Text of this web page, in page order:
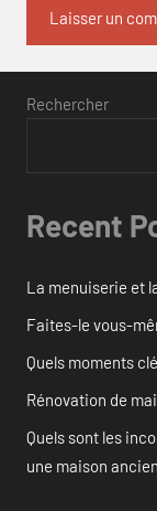
Rechercher
Recent
La menuiserie et
Faites-le vous-
Quels moments
Rénovation de
Quels sont les
une maison